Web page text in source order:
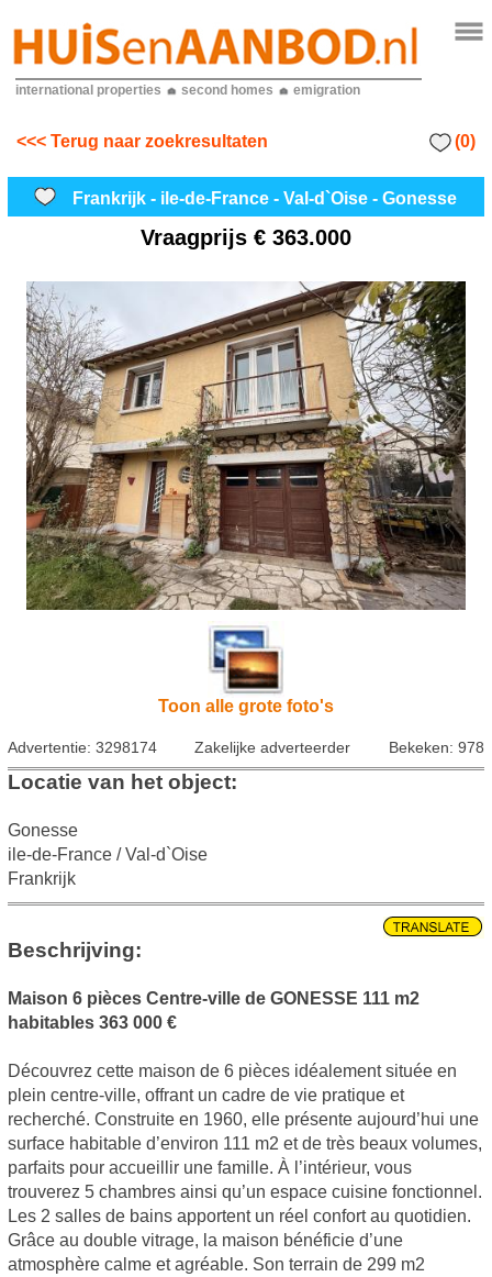
international properties second homes emigration
<<< Terug naar zoekresultaten (0)
Frankrijk - ile-de-France - Val-d`Oise - Gonesse
Vraagprijs € 363.000
Toon alle grote foto's
Advertentie: 3298174 Zakelijke adverteerder Bekeken: 978
Locatie van het object:
Gonesse
ile-de-France / Val-d`Oise
Frankrijk
Beschrijving:
Maison 6 pièces Centre-ville de GONESSE 111 m2
habitables 363 000 €
Découvrez cette maison de 6 pièces idéalement située en
plein centre-ville, offrant un cadre de vie pratique et
recherché. Construite en 1960, elle présente aujourd’hui une
surface habitable d’environ 111 m2 et de très beaux volumes,
parfaits pour accueillir une famille. À l’intérieur, vous
trouverez 5 chambres ainsi qu’un espace cuisine fonctionnel.
Les 2 salles de bains apportent un réel confort au quotidien.
Grâce au double vitrage, la maison bénéficie d’une
atmosphère calme et agréable. Son terrain de 299 m2